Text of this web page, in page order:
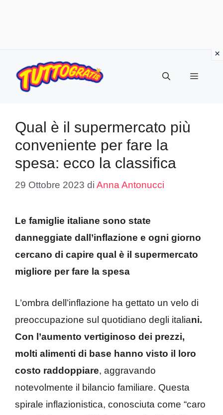
contenuto
Menu
Qual è il supermercato più
conveniente per fare la
spesa: ecco la classifica
29 Ottobre 2023 di Anna Antonucci
Le famiglie italiane sono state
danneggiate dall’inflazione e ogni giorno
cercano di capire qual è il supermercato
migliore per fare la spesa
L’ombra dell’inflazione ha gettato un velo di
preoccupazione sul quotidiano degli italiani.
Con l’aumento vertiginoso dei prezzi,
molti alimenti di base hanno visto il loro
costo raddoppiare, aggravando
notevolmente il bilancio familiare. Questa
spirale inflazionistica, conosciuta come “caro